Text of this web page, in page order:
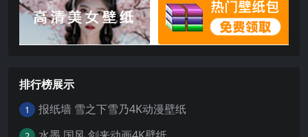
排行榜展示
1 报纸墙 雪之下雪乃4K动漫壁纸